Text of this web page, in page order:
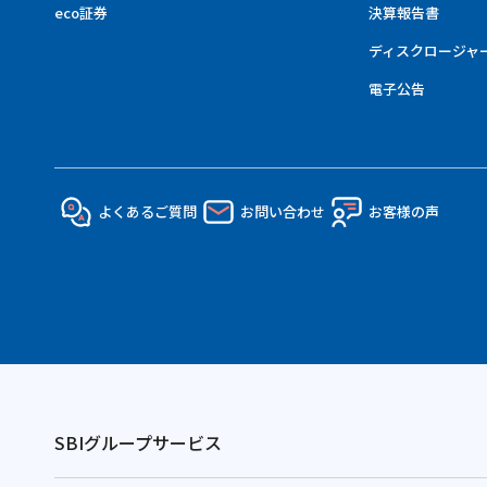
eco証券
決算報告書
ディスクロージャ
電子公告
よくあるご質問 お問い合わせ お客様の声
SBIグループサービス